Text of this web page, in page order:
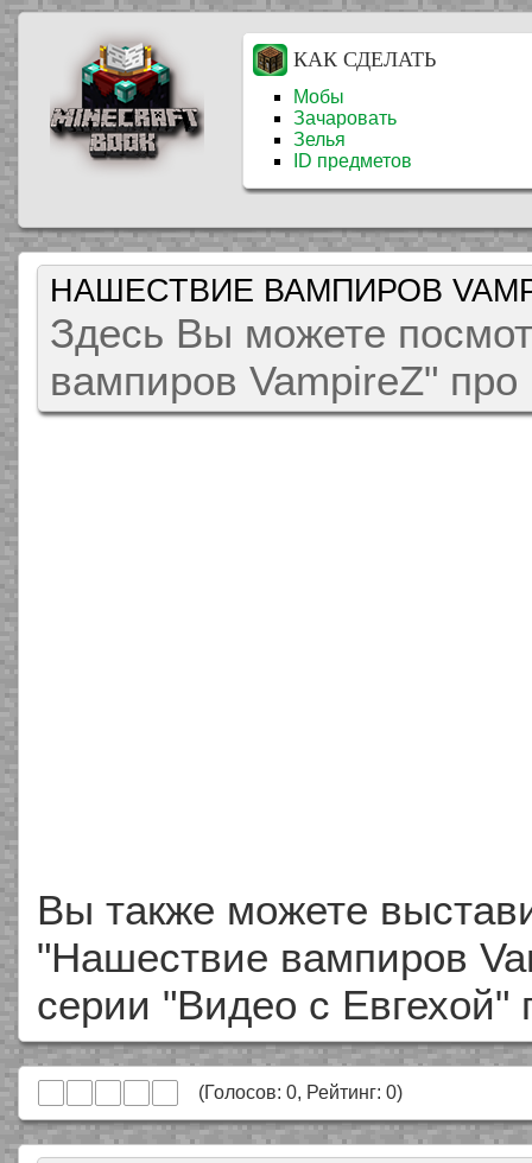
КАК СДЕЛАТЬ
Мобы
Зачаровать
Зелья
ID предметов
НАШЕСТВИЕ ВАМПИРОВ
Здесь Вы можете
вампиров VampireZ"
Вы также можете
"Нашествие вампиров
серии "Видео с
(Голосов: 0, Рейтинг: 0)